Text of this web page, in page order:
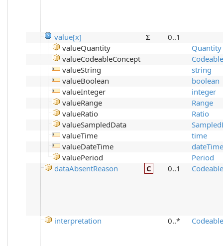
value[x] Σ
0..1
valueQuantity
Quantity
valueCodeableConcept
valueString
string
valueBoolean
boolean
valueInteger
integer
valueRange
Range
valueRatio
Ratio
valueSampledData
valueTime
time
valueDateTime
valuePeriod
Period
dataAbsentReason
C 0..1
interpretation 0..*